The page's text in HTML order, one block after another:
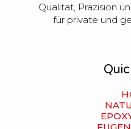
Qualität, Präzision
für private und